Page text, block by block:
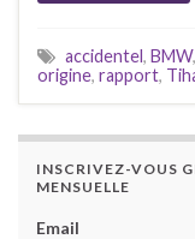
accidentel, BMW,
origine, rapport,
INSCRIVEZ-VOUS
MENSUELLE
Email